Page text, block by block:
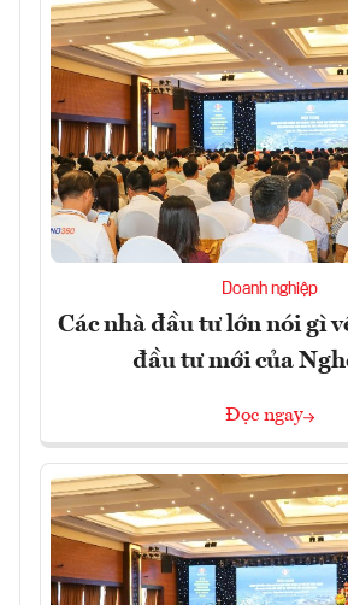
Doanh nghiệp
Các nhà đầu tư lớn nói gì
đầu tư mới của
Đọc ngay